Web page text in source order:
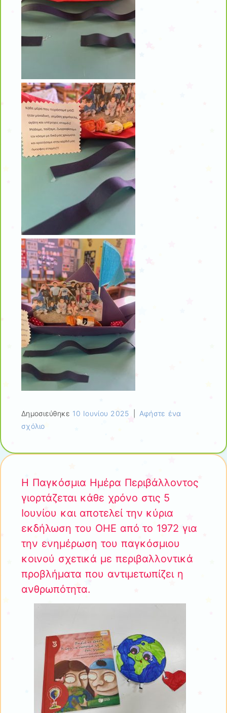
Δημοσιεύθηκε 10 Ιουνίου 2025
Αφήστε ένα
σχόλιο
Η Παγκόσμια Ημέρα Περιβάλλοντος
γιορτάζεται κάθε χρόνο στις 5
Ιουνίου και αποτελεί την κύρια
εκδήλωση του ΟΗΕ από το 1972 για
την ενημέρωση του παγκόσμιου
κοινού σχετικά με περιβαλλοντικά
προβλήματα που αντιμετωπίζει η
ανθρωπότητα.